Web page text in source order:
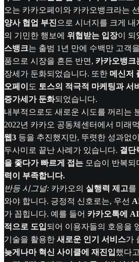
오는 카카오페이와 카카오뱅크라는
양사 협업 부진 으로 시너지를 크게
의 기민한 행보에 위협받는 입장이 되
스뱅크는 출범 1년 만에 수백만 고객
품으로 시장을 흔든 반면, 카카오뱅크
장세가 둔화되었습니다. 또한 메신저
오페이 도 토스의 적극적 마케팅과 서
증가세가 둔화되었습니다.
내부적으로도 새로운 시도를 꺼리는
2022년 카카오 공동체센터에서 미래
웹3 등을 추진했지만, 뚜렷한 성과없
두사미로 끝난 사례가 있습니다. 결단
을 좇다가 빠르게 접는 모습이 반복되
력이 부족합니다.
반등 시그널: 카카오의 실행력 제고를
와야 합니다. 긍정적 신호로는, 우선
가 꼽힙니다. 예를 들어 카카오톡에
적으로 도입되어 이용자들의 호응을
기술을 활용한 새로운 인기 서비스가
늦게나마 혁신 사이클에 재진입했다